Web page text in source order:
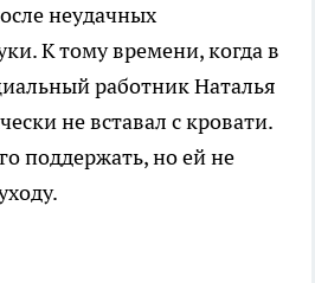
неудачных
К тому времени, когда в
работник Наталья
не вставал с кровати.
поддержать, но ей не